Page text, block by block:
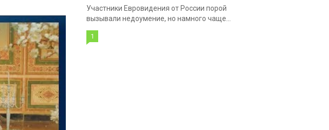
Участники Евровидения от России порой
вызывали недоумение, но намного чаще...
1